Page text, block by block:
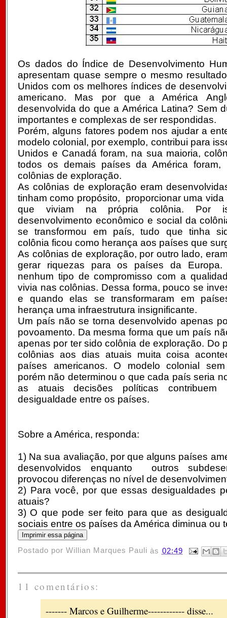
Os dados do Índice de Desenvolvimento
apresentam quase sempre o mesmo
Unidos com os melhores índices de
americano. Mas por que a América
desenvolvida do que a América Latina? Sem
importantes e complexas de ser respondidas.
Porém, alguns fatores podem nos ajudar a
modelo colonial, por exemplo, contribui para
Unidos e Canadá foram, na sua maioria,
todos os demais países da América foram,
colônias de exploração.
As colônias de exploração eram
tinham como propósito, proporcionar uma
que viviam na própria colônia. Por
desenvolvimento econômico e social da
se transformou em país, tudo que tinha
colônia ficou como herança aos países que
As colônias de exploração, por outro lado,
gerar riquezas para os países da Europa.
nenhum tipo de compromisso com a
vivia nas colônias. Dessa forma, pouco se
e quando elas se transformaram em
herança uma infraestrutura insignificante.
Um país não se torna desenvolvido apenas
povoamento. Da mesma forma que um país
apenas por ter sido colônia de exploração. Do
colônias aos dias atuais muita coisa
países americanos. O modelo colonial
porém não determinou o que cada país seria
as atuais decisões políticas contribuem
desigualdade entre os países.
Sobre a América, responda:
1) Na sua avaliação, por que alguns países
desenvolvidos enquanto outros
provocou diferenças no nível de
2) Para você, por que essas desigualdades
atuais?
3) O que pode ser feito para que as
sociais entre os países da América diminua ou
Postado porWillian Marques Pauli às 02:49
11 comentários:
------- Marcos e Guilherme------------ disse...